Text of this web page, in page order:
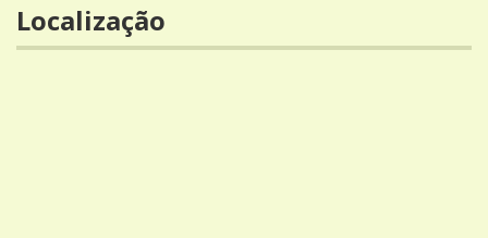
Localização